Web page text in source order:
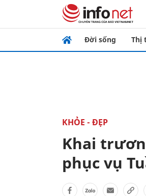
Đời sống Thị
KHỎE - ĐẸP
Khai
phục vụ